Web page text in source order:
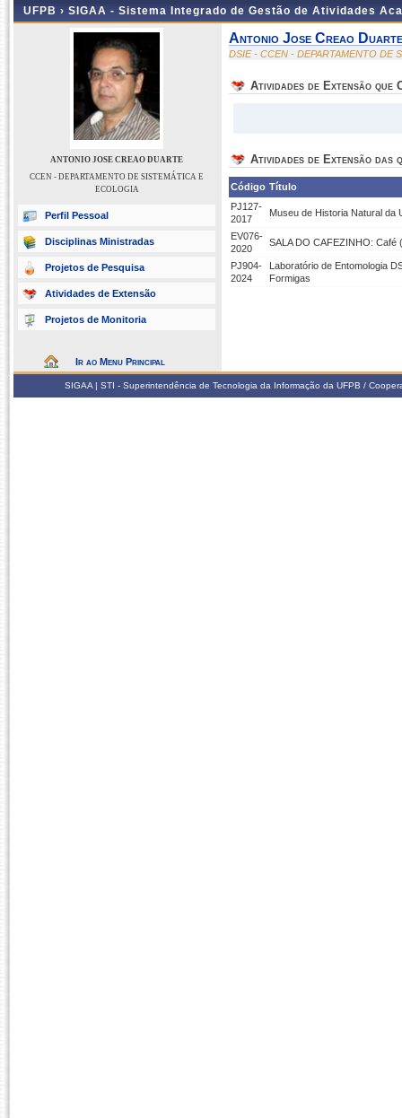
UFPB › SIGAA - Sistema Integrado de Gestão de Atividades
ANTONIO JOSE CREAO DUARTE
CCEN - DEPARTAMENTO DE SISTEMÁTICA E
ECOLOGIA
Perfil Pessoal
Disciplinas Ministradas
Projetos de Pesquisa
Atividades de Extensão
Projetos de Monitoria
Ir ao Menu Principal
Antonio Jose Creao Duarte
DSIE - CCEN - DEPARTAMENTO DE
Atividades de Extensão que
Atividades de Extensão das
Código Título
PJ127-
2017
Museu de Historia Natural
EV076-
2020
SALA DO CAFEZINHO: Café
PJ904-
2024
Laboratório de Entomologia
Formigas
SIGAA | STI - Superintendência de Tecnologia da Informação da UFPB /